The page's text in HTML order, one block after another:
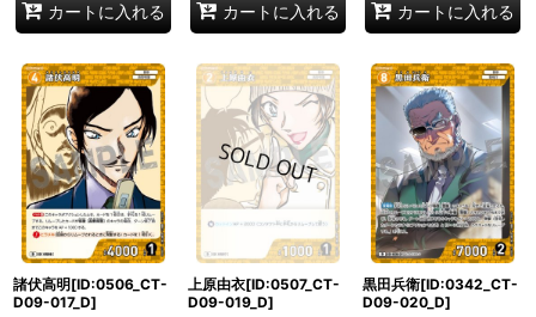
カートに入れる カートに入れる カートに入れる
諸伏高明[ID:0506_CT-
D09-017_D]
上原由衣[ID:0507_CT-
D09-019_D]
黒田兵衛[ID:0342_CT-
D09-020_D]